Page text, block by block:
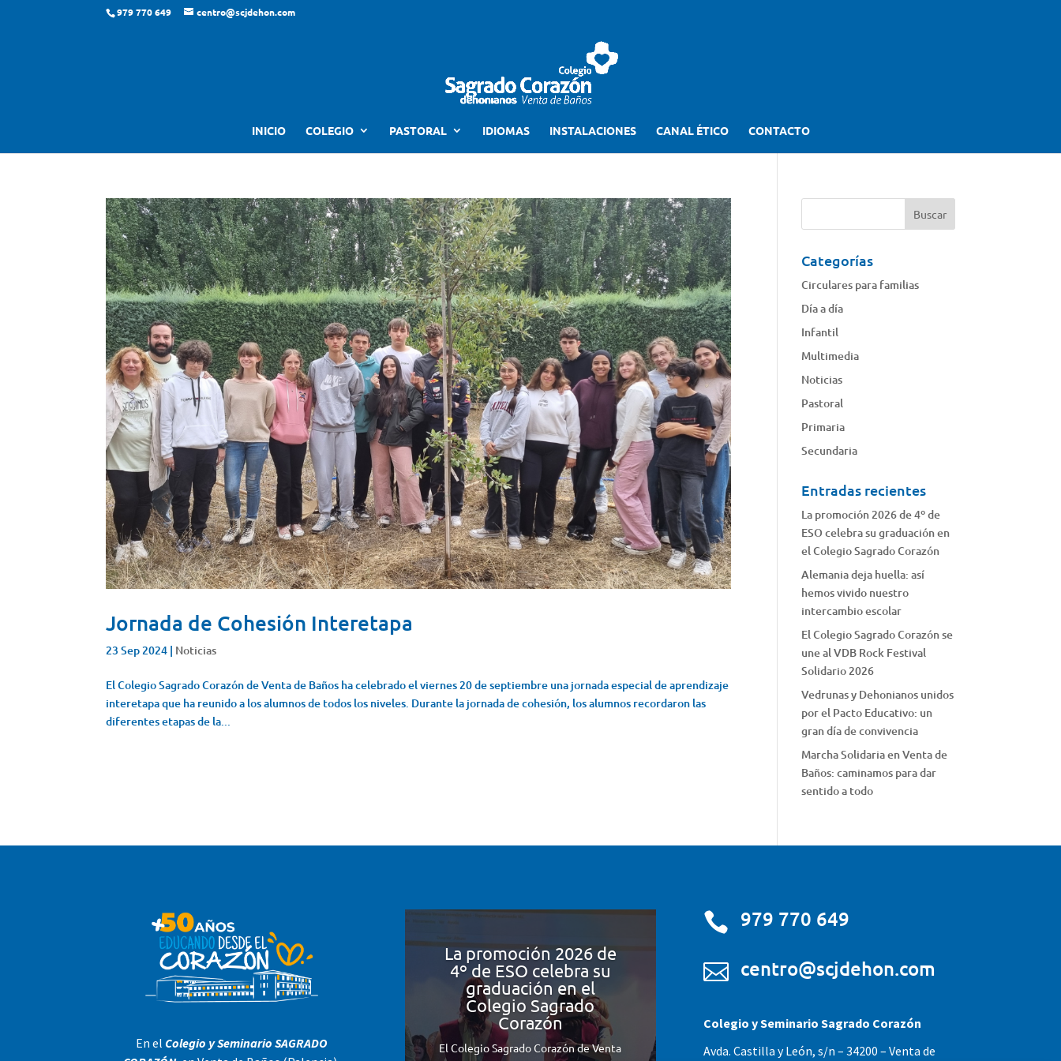
979 770 649 centro@scjdehon.com
INICIO COLEGIO PASTORAL IDIOMAS INSTALACIONES CANAL ÉTICO CONTACTO
Jornada de Cohesión Interetapa
23 Sep 2024 | Noticias
El Colegio Sagrado Corazón de Venta de Baños ha celebrado el viernes 20 de septiembre una jornada especial de aprendizaje
interetapa que ha reunido a los alumnos de todos los niveles. Durante la jornada de cohesión, los alumnos recordaron las
diferentes etapas de la...
Categorías
Circulares para familias
Día a día
Infantil
Multimedia
Noticias
Pastoral
Primaria
Secundaria
Entradas recientes
La promoción 2026 de 4º de
ESO celebra su graduación en
el Colegio Sagrado Corazón
Alemania deja huella: así
hemos vivido nuestro
intercambio escolar
El Colegio Sagrado Corazón se
une al VDB Rock Festival
Solidario 2026
Vedrunas y Dehonianos unidos
por el Pacto Educativo: un
gran día de convivencia
Marcha Solidaria en Venta de
Baños: caminamos para dar
sentido a todo
En el Colegio y Seminario SAGRADO
La promoción 2026 de
4º de ESO celebra su
graduación en el
Colegio Sagrado
Corazón
El Colegio Sagrado Corazón de Venta
 979 770 649
 centro@scjdehon.com
Colegio y Seminario Sagrado Corazón
Avda. Castilla y León, s/n – 34200 – Venta de